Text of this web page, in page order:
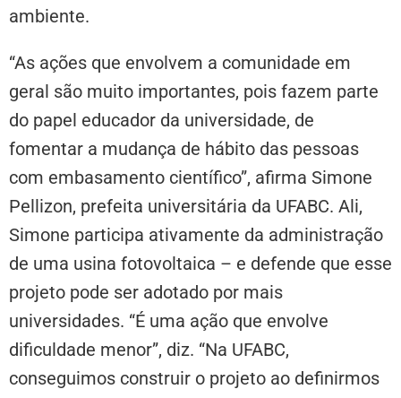
ambiente.
“As ações que envolvem a comunidade em
geral são muito importantes, pois fazem parte
do papel educador da universidade, de
fomentar a mudança de hábito das pessoas
com embasamento científico”, afirma Simone
Pellizon, prefeita universitária da UFABC. Ali,
Simone participa ativamente da administração
de uma usina fotovoltaica – e defende que esse
projeto pode ser adotado por mais
universidades. “É uma ação que envolve
dificuldade menor”, diz. “Na UFABC,
conseguimos construir o projeto ao definirmos